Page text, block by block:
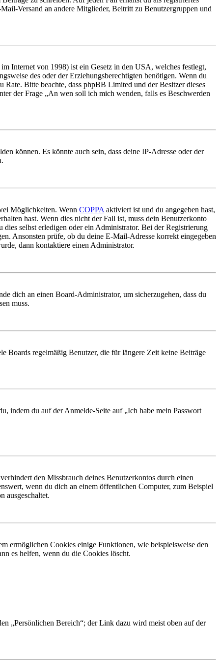
Versand an andere Mitglieder, Beitritt zu Benutzergruppen und
Internet von 1998) ist ein Gesetz in den USA, welches festlegt,
des oder der Erziehungsberechtigten benötigen. Wenn du
Bitte beachte, dass phpBB Limited und der Besitzer dieses
der Frage „An wen soll ich mich wenden, falls es Beschwerden
können. Es könnte auch sein, dass deine IP-Adresse oder der
Möglichkeiten. Wenn COPPA aktiviert ist und du angegeben hast,
hast. Wenn dies nicht der Fall ist, muss dein Benutzerkonto
selbst erledigen oder ein Administrator. Bei der Registrierung
Ansonsten prüfe, ob du deine E-Mail-Adresse korrekt eingegeben
dann kontaktiere einen Administrator.
dich an einen Board-Administrator, um sicherzugehen, dass du
muss.
Boards regelmäßig Benutzer, die für längere Zeit keine Beiträge
indem du auf der Anmelde-Seite auf „Ich habe mein Passwort
den Missbrauch deines Benutzerkontos durch einen
wenn du dich an einem öffentlichen Computer, zum Beispiel
ausgeschaltet.
ermöglichen Cookies einige Funktionen, wie beispielsweise den
es helfen, wenn du die Cookies löscht.
„Persönlichen Bereich“; der Link dazu wird meist oben auf der